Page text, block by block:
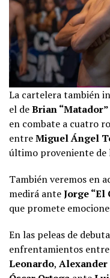
La cartelera también
el deBrian
en combate a cuatro
entreMiguel Ángel
último proveniente de
También veremos en
medirá anteJorge “El
que promete
En las peleas de
enfrentamientos entre
Leonardo, Alexander